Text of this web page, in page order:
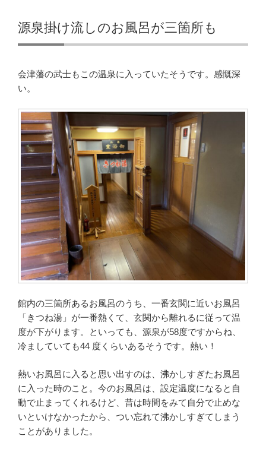
源泉掛け流しのお風呂が三箇所も
会津藩の武士もこの温泉に入っていたそうです。感慨深
い。
館内の三箇所あるお風呂のうち、一番玄関に近いお風呂
「きつね湯」が一番熱くて、玄関から離れるに従って温
度が下がります。といっても、源泉が58度ですからね、
冷ましていても44 度くらいあるそうです。熱い！
熱いお風呂に入ると思い出すのは、沸かしすぎたお風呂
に入った時のこと。今のお風呂は、設定温度になると自
動で止まってくれるけど、昔は時間をみて自分で止めな
いといけなかったから、つい忘れて沸かしすぎてしまう
ことがありました。